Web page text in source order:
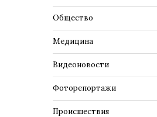
Общество
Медицина
Видеоновости
Фоторепортажи
Происшествия